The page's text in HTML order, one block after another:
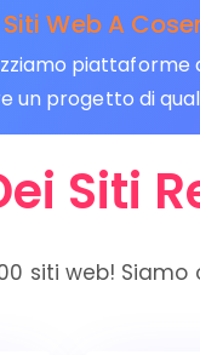
Web A
un progetto di
Siti
siti web!